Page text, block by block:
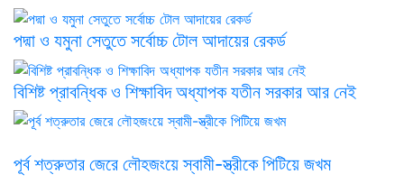
পদ্মা ও যমুনা সেতুতে সর্বোচ্চ টোল আদায়ের রেকর্ড
বিশিষ্ট প্রাবন্ধিক ও শিক্ষাবিদ অধ্যাপক যতীন সরকার আর নেই
পূর্ব শত্রুতার জেরে লৌহজংয়ে স্বামী-স্ত্রীকে পিটিয়ে জখম